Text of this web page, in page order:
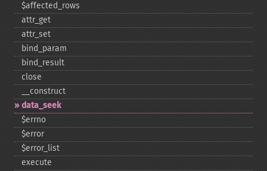
$affected_​rows
attr_​get
attr_​set
bind_​param
bind_​result
close
_​_​construct
data_​seek
$errno
$error
$error_​list
execute